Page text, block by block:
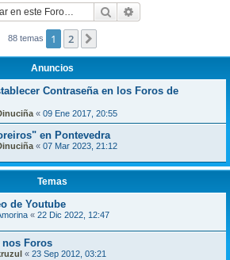
Buscar
88 temas 1 2
Anuncios
Contraseña en los Foros de
« 09 Ene 2017, 20:55
en Pontevedra
« 07 Mar 2023, 21:12
Temas
de Youtube
« 22 Dic 2022, 12:47
nos Foros
« 23 Sep 2012, 03:21